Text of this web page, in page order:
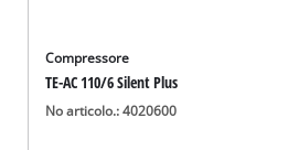
Compressore
TE-AC 110/6 Silent Plus
No articolo.: 4020600